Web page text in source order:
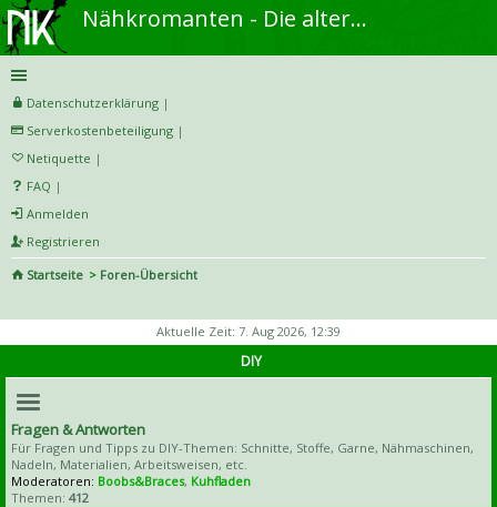
Nähkromanten - Die alternative Näh- und DIY-Community
Datenschutzerklärung |
Serverkostenbeteiligung |
Netiquette |
FAQ |
Anmelden
Registrieren
Startseite
Foren-Übersicht
Aktuelle Zeit: 7. Aug 2026, 12:39
DIY
Fragen & Antworten
Für Fragen und Tipps zu DIY-Themen: Schnitte, Stoffe, Garne, Nähmaschinen,
Nadeln, Materialien, Arbeitsweisen, etc.
Moderatoren: Boobs&Braces, Kuhfladen
Themen: 412